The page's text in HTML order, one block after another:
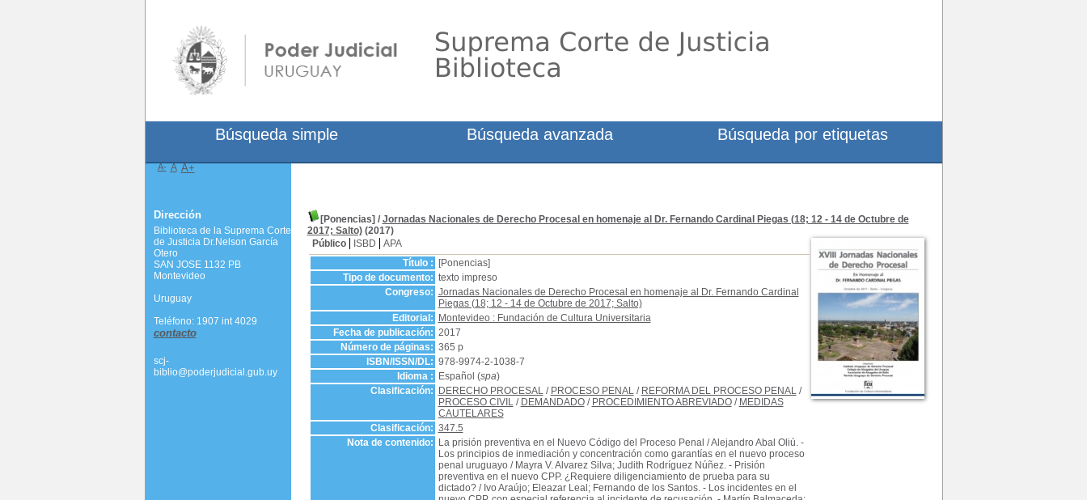
[Ponencias] / Jornadas Nacionales de Derecho Procesal en homenaje al Dr. Fernando Cardinal Piegas (18; 12 - 14 de Octubre de
2017; Salto)(2017)
Público
ISBD
APA
Título :
[Ponencias]
Tipo de documento: texto impreso
Congreso: Jornadas Nacionales de Derecho Procesal en homenaje al Dr. Fernando Cardinal
Piegas (18; 12 - 14 de Octubre de 2017; Salto)
Editorial:
Montevideo : Fundación de Cultura Universitaria
Fecha de publicación: 2017
Número de páginas: 365 p
ISBN/ISSN/DL: 978-9974-2-1038-7
Idioma :
Español (spa)
Clasificación:
DERECHO PROCESAL/ PROCESO PENAL/ REFORMA DEL PROCESO PENAL/
PROCESO CIVIL/ DEMANDADO/ PROCEDIMIENTO ABREVIADO/ MEDIDAS
CAUTELARES
Clasificación: 347.5
Nota de contenido:
La prisión preventiva en el Nuevo Código del Proceso Penal / Alejandro Abal Oliú. -
Los principios de inmediación y concentración como garantías en el nuevo proceso
penal uruguayo / Mayra V. Alvarez Silva; Judith Rodríguez Núñez. - Prisión
preventiva en el nuevo CPP. ¿Requiere diligenciamiento de prueba para su
dictado? / Ivo Araújo; Eleazar Leal; Fernando de los Santos. - Los incidentes en el
Búsqueda simple Búsqueda avanzada Búsqueda por etiquetas
A- A A+
Dirección
Biblioteca de la Suprema Corte
de Justicia Dr.Nelson García
Otero
SAN JOSE 1132 PB
Montevideo
Uruguay
Teléfono: 1907 int 4029
contacto
scj-
biblio@poderjudicial.gub.uy